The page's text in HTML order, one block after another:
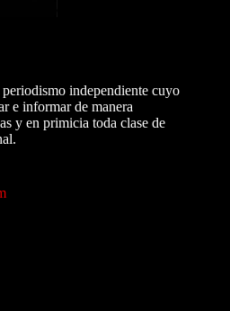
independiente cuyo
e informar de manera
y en primicia toda clase de